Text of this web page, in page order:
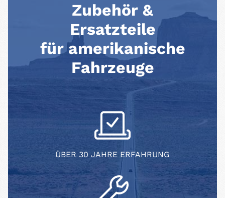
Zubehör &
Ersatzteile
für amerikanische
Fahrzeuge
ÜBER 30 JAHRE ERFAHRUNG